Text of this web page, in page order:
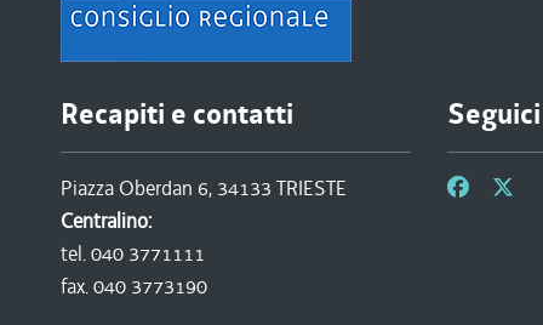
Recapiti e contatti
Piazza Oberdan 6, 34133 TRIESTE
Centralino:
tel. 040 3771111
fax. 040 3773190